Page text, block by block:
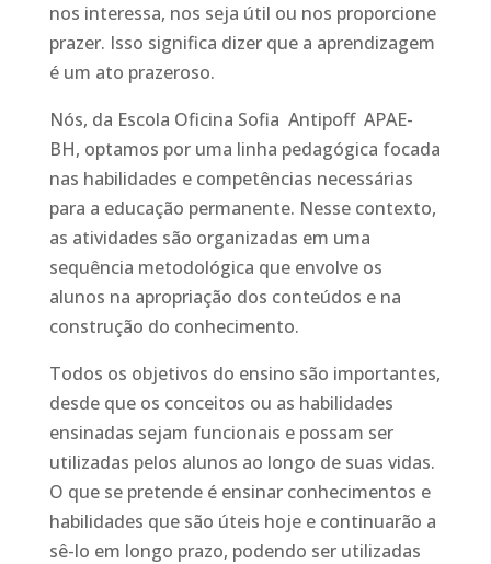
nos interessa, nos seja útil ou nos proporcione
prazer. Isso significa dizer que a aprendizagem
é um ato prazeroso.
Nós, da Escola Oficina Sofia Antipoff APAE-
BH, optamos por uma linha pedagógica focada
nas habilidades e competências necessárias
para a educação permanente. Nesse contexto,
as atividades são organizadas em uma
sequência metodológica que envolve os
alunos na apropriação dos conteúdos e na
construção do conhecimento.
Todos os objetivos do ensino são importantes,
desde que os conceitos ou as habilidades
ensinadas sejam funcionais e possam ser
utilizadas pelos alunos ao longo de suas vidas.
O que se pretende é ensinar conhecimentos e
habilidades que são úteis hoje e continuarão a
sê-lo em longo prazo, podendo ser utilizadas